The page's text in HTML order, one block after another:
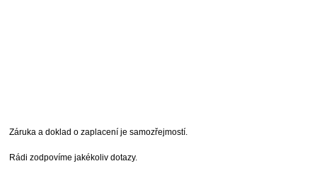
Záruka a doklad o zaplacení je samozřejmostí.
Rádi zodpovíme jakékoliv dotazy.